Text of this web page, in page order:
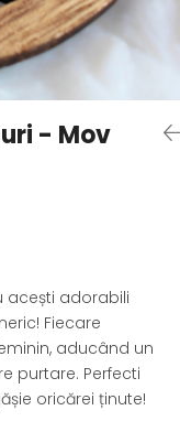
- Mov
adorabili
Fiecare
aducând un
purtare. Perfecti
oricărei ținute!